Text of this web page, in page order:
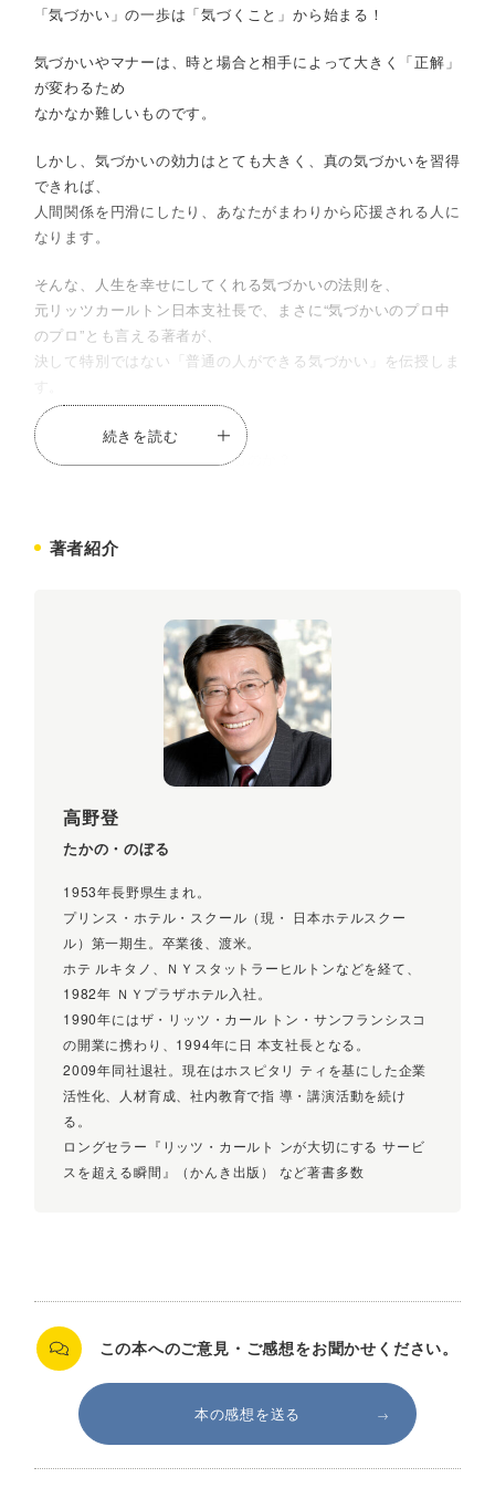
「気づかい」の一歩は「気づくこと」から始まる！
気づかいやマナーは、時と場合と相手によって大きく「正解」
が変わるため
なかなか難しいものです。
しかし、気づかいの効力はとても大きく、真の気づかいを習得
できれば、
人間関係を円滑にしたり、あなたがまわりから応援される人に
なります。
そんな、人生を幸せにしてくれる気づかいの法則を、
元リッツカールトン日本支社長で、まさに“気づかいのプロ中
のプロ”とも言える著者が、
決して特別ではない「普通の人ができる気づかい」を伝授しま
「気がきく人はどこを見ているのか？」
「ホテルマンが大切にしていること」
「形だけの気づかいにならない方法」
もう人間関係に迷わない！
気づかいがあなたの人生をラクにします。
続きを読む
著者紹介
高野登
たかの・のぼる
1953年長野県生まれ。
プリンス・ホテル・スクール（現・ 日本ホテルスクー
ル）第一期生。卒業後、渡米。
ホテ ルキタノ、ＮＹスタットラーヒルトンなどを経て、
1982年 ＮＹプラザホテル入社。
1990年にはザ・リッツ・カール トン・サンフランシスコ
の開業に携わり、1994年に日 本支社長となる。
2009年同社退社。現在はホスピタリ ティを基にした企業
活性化、人材育成、社内教育で指 導・講演活動を続け
る。
ロングセラー『リッツ・カールト ンが大切にする サービ
スを超える瞬間』（かんき出版） など著書多数
この本へのご意見・ご感想をお聞かせください。
本の感想を送る